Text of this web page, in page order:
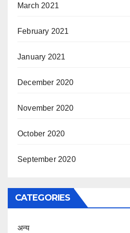
March 2021
February 2021
January 2021
December 2020
November 2020
October 2020
September 2020
CATEGORIES
अन्य